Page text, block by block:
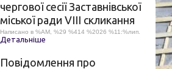
чергової сесії Заставнівської
міської ради VIII скликання
Написано в %AM, %29 %414 %2026 %11:%лип.
Детальніше
Повідомлення про